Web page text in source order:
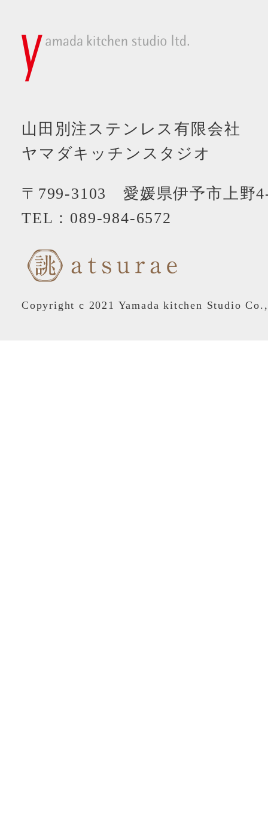
山田別注ステンレス有限会社
ヤマダキッチンスタジオ
〒799-3103 愛媛県伊予市上野
TEL： 089-984-6572
Copyright c 2021 Yamada kitchen Studio